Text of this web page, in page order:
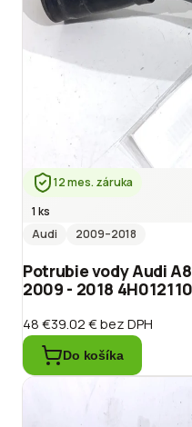
12 mes. záruka
1 ks
Audi
2009–2018
Potrubie vody Audi
2009 - 2018
48 €39.02 €bez DPH
Do košíka